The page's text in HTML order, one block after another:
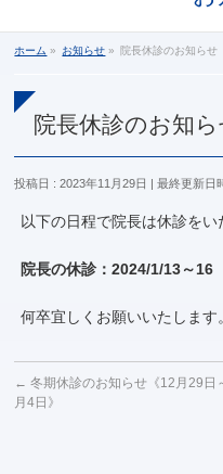
ホーム » お知らせ » 院長休診のお知らせ
院長休診のお知ら
投稿日 : 2023年11月29日 最終更新日
以下の日程で院長は休診をい
院長の休診：2024/1/13～16
何卒宜しくお願いいたします
← 冬期休診のお知らせ《12月29日
月4日》